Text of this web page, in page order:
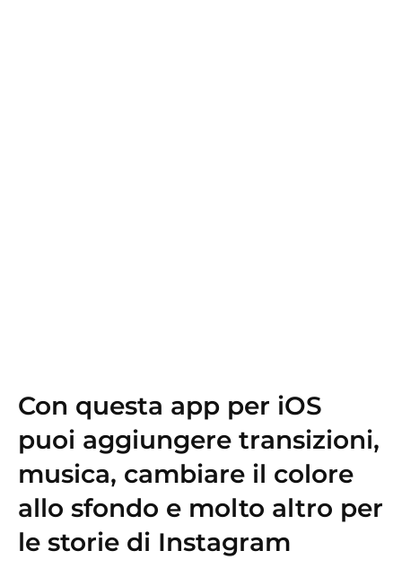
Con questa app per iOS
puoi aggiungere transizioni,
musica, cambiare il colore
allo sfondo e molto altro per
le storie di Instagram